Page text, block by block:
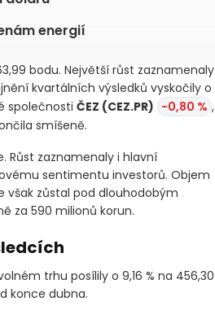
dolaru
energií
bodu. Největší růst zaznamenaly
zveřejnění kvartálních výsledků
společnosti
ČEZ
zakončila smíšeně.
Růst zaznamenaly i hlavní
sentimentu investorů. Objem
však zůstal pod dlouhodobým
za 590 milionů korun.